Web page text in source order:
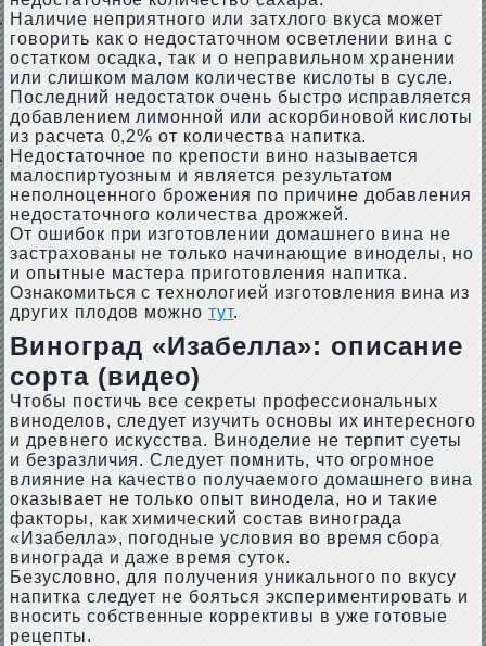
Наличие неприятного или затхлого вкуса может
говорить как о недостаточном осветлении вина с
остатком осадка, так и о неправильном хранении
или слишком малом количестве кислоты в сусле.
Последний недостаток очень быстро исправляется
добавлением лимонной или аскорбиновой кислоты
из расчета 0,2% от количества напитка.
Недостаточное по крепости вино называется
малоспиртуозным и является результатом
неполноценного брожения по причине добавления
недостаточного количества дрожжей.
От ошибок при изготовлении домашнего вина не
застрахованы не только начинающие виноделы, но
и опытные мастера приготовления напитка.
Ознакомиться с технологией изготовления вина из
других плодов можнотут.
Виноград «Изабелла»: описание
сорта (видео)
Чтобы постичь все секреты профессиональных
виноделов, следует изучить основы их интересного
и древнего искусства. Виноделие не терпит суеты
и безразличия. Следует помнить, что огромное
влияние на качество получаемого домашнего вина
оказывает не только опыт винодела, но и такие
факторы, как химический состав винограда
«Изабелла», погодные условия во время сбора
винограда и даже время суток.
Безусловно, для получения уникального по вкусу
напитка следует не бояться экспериментировать и
вносить собственные коррективы в уже готовые
рецепты.